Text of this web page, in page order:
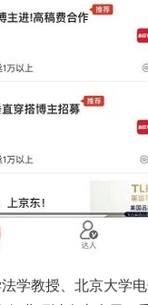
法学教授、 北京大学